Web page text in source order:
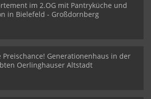
im 2.OG mit Pantryküche und
in Bielefeld - Großdornberg
Preischance! Generationenhaus in der
Oerlinghauser Altstadt